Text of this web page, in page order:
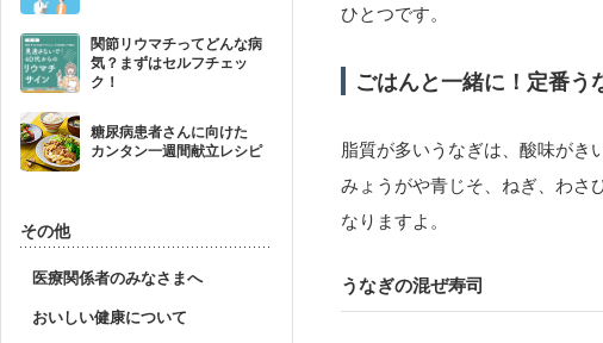
関節リウマチってどんな病
気？まずはセルフチェッ
ク！
糖尿病患者さんに向けた
カンタン一週間献立レシピ
その他
医療関係者のみなさまへ
おいしい健康について
ひとつです。
ごはんと一緒に！定番う
脂質が多いうなぎは、酸味がき
みょうがや青じそ、ねぎ、わさ
なりますよ。
うなぎの混ぜ寿司